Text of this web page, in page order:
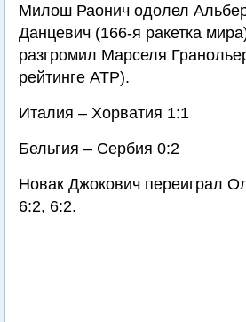
Милош Раонич одолел
Данцевич (166-я ракетка
разгромил Марселя
рейтинге АТР).
Италия – Хорватия 1:1
Бельгия – Сербия 0:2
Новак Джокович переиграл
6:2, 6:2.